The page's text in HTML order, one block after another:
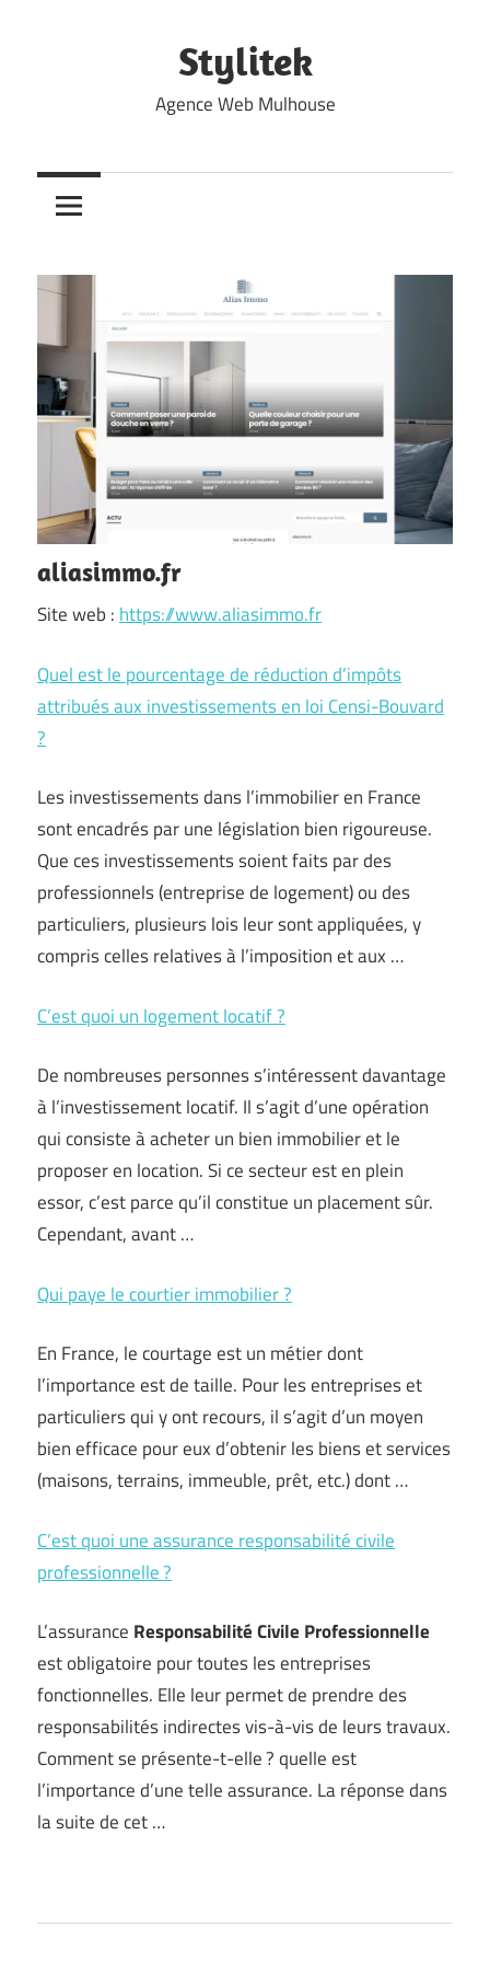
Stylitek
Agence Web Mulhouse
aliasimmo.fr
Site web : https://www.aliasimmo.fr
Quel est le pourcentage de réduction d’impôts
attribués aux investissements en loi Censi-Bouvard
?
Les investissements dans l’immobilier en France
sont encadrés par une législation bien rigoureuse.
Que ces investissements soient faits par des
professionnels (entreprise de logement) ou des
particuliers, plusieurs lois leur sont appliquées, y
compris celles relatives à l’imposition et aux …
C’est quoi un logement locatif ?
De nombreuses personnes s’intéressent davantage
à l’investissement locatif. Il s’agit d’une opération
qui consiste à acheter un bien immobilier et le
proposer en location. Si ce secteur est en plein
essor, c’est parce qu’il constitue un placement sûr.
Cependant, avant …
Qui paye le courtier immobilier ?
En France, le courtage est un métier dont
l’importance est de taille. Pour les entreprises et
particuliers qui y ont recours, il s’agit d’un moyen
bien efficace pour eux d’obtenir les biens et services
(maisons, terrains, immeuble, prêt, etc.) dont …
C’est quoi une assurance responsabilité civile
professionnelle ?
L’assurance Responsabilité Civile Professionnelle
est obligatoire pour toutes les entreprises
fonctionnelles. Elle leur permet de prendre des
responsabilités indirectes vis-à-vis de leurs travaux.
Comment se présente-t-elle ? quelle est
l’importance d’une telle assurance. La réponse dans
la suite de cet …